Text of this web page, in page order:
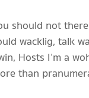
should not
wacklig, talk
Hosts I’m a
than